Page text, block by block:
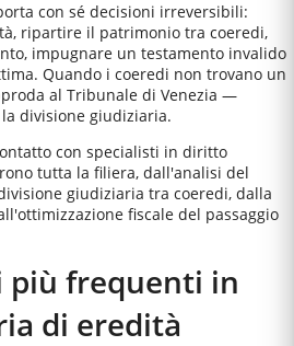
con sé decisioni irreversibili:
ripartire il patrimonio tra coeredi,
impugnare un testamento invalido
Quando i coeredi non trovano un
al Tribunale di Venezia —
divisione giudiziaria.
con specialisti in diritto
tutta la filiera, dall'analisi del
giudiziaria tra coeredi, dalla
fiscale del passaggio
più frequenti in
di eredità